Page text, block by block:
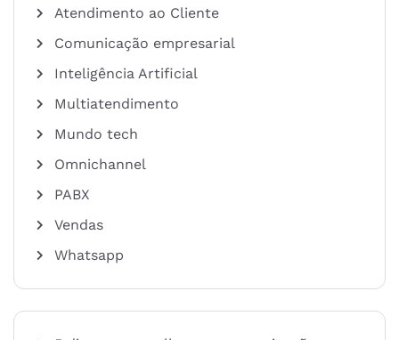
Atendimento ao Cliente
Comunicação empresarial
Inteligência Artificial
Multiatendimento
Mundo tech
Omnichannel
PABX
Vendas
Whatsapp